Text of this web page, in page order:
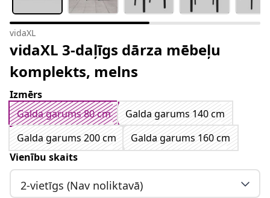
vidaXL
vidaXL 3-daļīgs dārza mēbeļu
komplekts, melns
Izmērs
Galda garums 80 cm
Galda garums 140 cm
Galda garums 200 cm
Galda garums 160 cm
Vienību skaits
2-vietīgs (Nav noliktavā)